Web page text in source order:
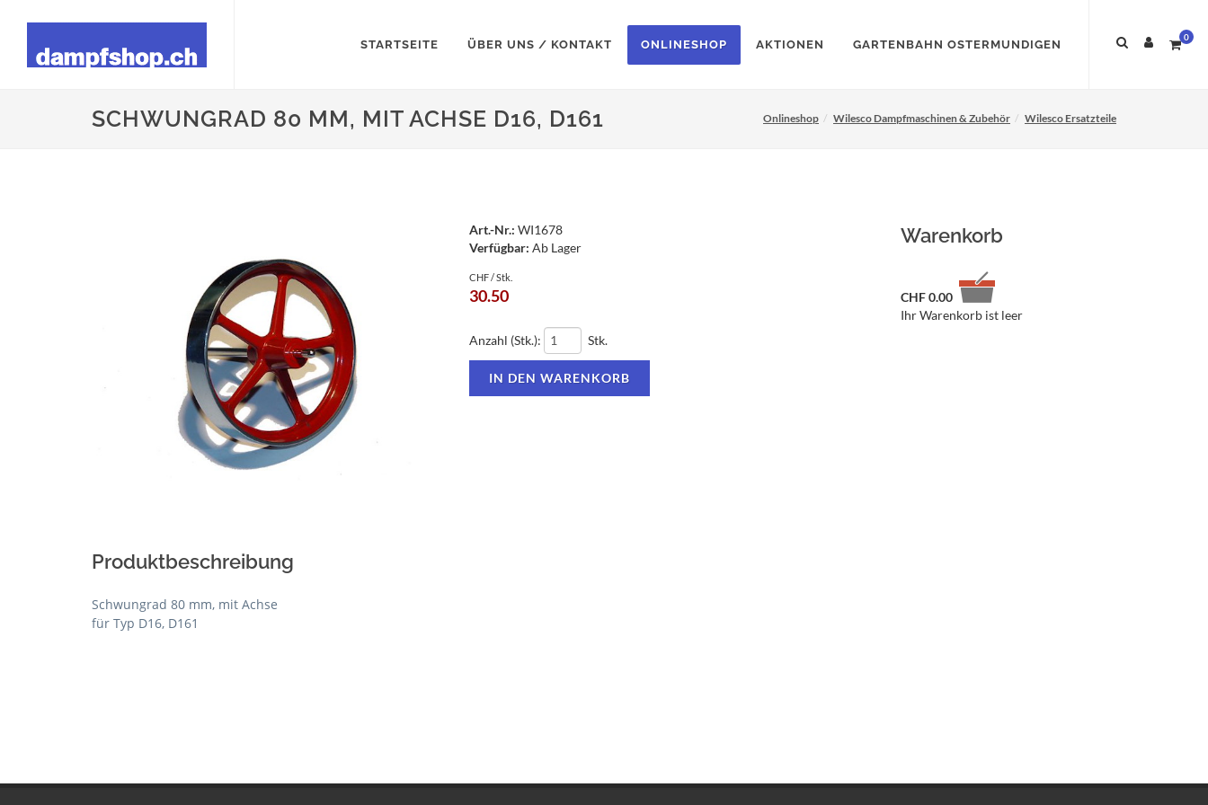
STARTSEITE ÜBER UNS / KONTAKT ONLINESHOP AKTIONEN GARTENBAHN OSTERMUNDIGEN
0
SCHWUNGRAD 80 MM, MIT ACHSE D16, D161 Onlineshop Wilesco Dampfmaschinen & Zubehör Wilesco Ersatzteile
Art.-Nr.: WI1678
Verfügbar: Ab Lager
CHF / Stk.
30.50
Anzahl (Stk.): Stk.
Produktbeschreibung
Schwungrad 80 mm, mit Achse
für Typ D16, D161
Warenkorb
CHF0.00
Ihr Warenkorb ist leer